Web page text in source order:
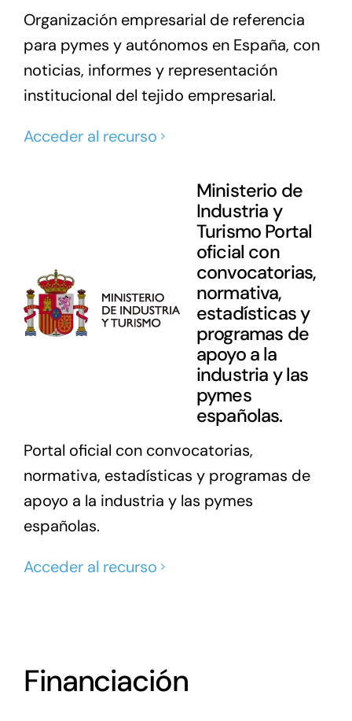
Organización empresarial de referencia
para pymes y autónomos en España, con
noticias, informes y representación
institucional del tejido empresarial.
Acceder al recurso
Ministerio de
Industria y
Turismo Portal
oficial con
convocatorias,
normativa,
estadísticas y
programas de
apoyo a la
industria y las
pymes
españolas.
Portal oficial con convocatorias,
normativa, estadísticas y programas de
apoyo a la industria y las pymes
españolas.
Acceder al recurso
Financiación